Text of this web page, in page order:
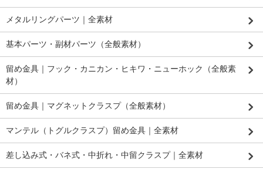
メタルリングパーツ｜全素材
基本パーツ・副材パーツ（全般素材）
留め金具｜フック・カニカン・ヒキワ・ニューホック（全般素
材）
留め金具｜マグネットクラスプ（全般素材）
マンテル（トグルクラスプ）留め金具｜全素材
差し込み式・バネ式・中折れ・中留クラスプ｜全素材